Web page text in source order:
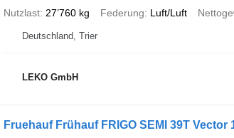
Nutzlast 27’760 kg Federung Luft/Luft
Deutschland, Trier
LEKO GmbH
Fruehauf Frühauf FRIGO SEMI 39T Vector